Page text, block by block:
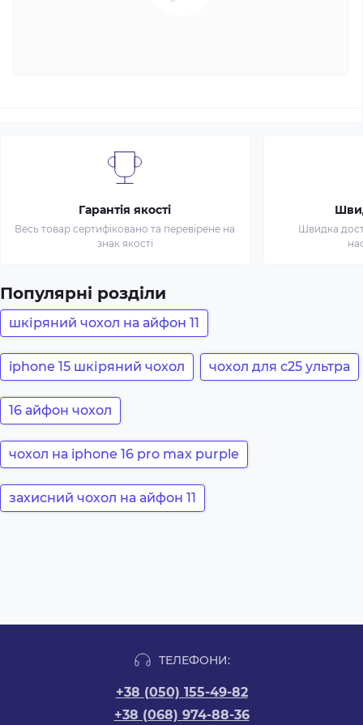
Гарантія якості
Весь товар сертифіковано та перевірене на
знак якості
Швидка
Популярні розділи
шкіряний чохол на айфон 11
iphone 15 шкіряний чохол чохол для с25 ультра
16 айфон чохол
чохол на iphone 16 pro max purple
захисний чохол на айфон 11
ТЕЛЕФОНИ:
+38 (050) 155-49-82
+38 (068) 974-88-36